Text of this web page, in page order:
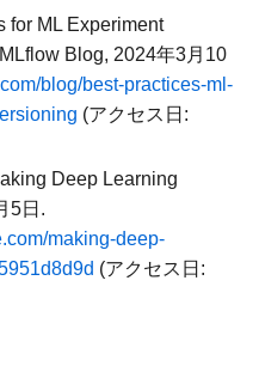
for ML Experiment
Blog, 2024年3月10
blog/best-practices-ml-
(アクセス日:
Deep Learning
5日.
making-deep-
(アクセス日: